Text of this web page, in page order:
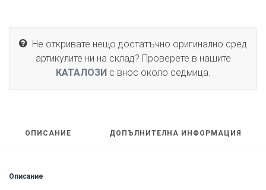
Не откривате нещо достатъчно оригинално сред
артикулите ни на склад? Проверете в нашите
КАТАЛОЗИс внос около седмица.
ОПИСАНИЕ ДОПЪЛНИТЕЛНА ИНФОРМАЦИЯ
Описание